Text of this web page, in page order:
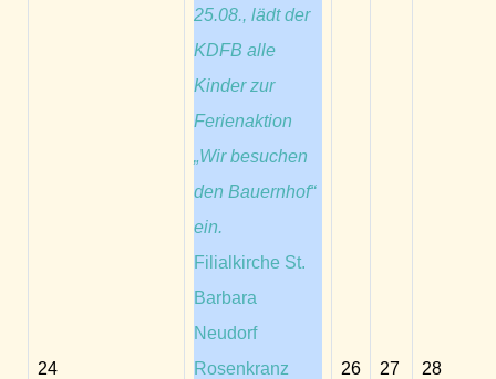
24
25.08., lädt der
KDFB alle
Kinder zur
Ferienaktion
„Wir besuchen
den Bauernhof“
ein.
Filialkirche St.
Barbara
Neudorf
Rosenkranz
26 27 28